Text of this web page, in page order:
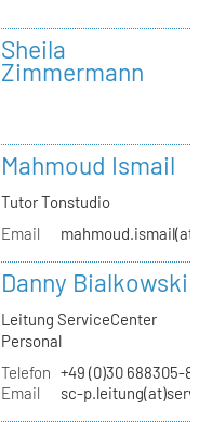
Sheila
Zimmermann
Mahmoud Ismail
Tutor Tonstudio
Email
Danny Bialkowski
Leitung ServiceCenter
Personal
Telefon +49 (0)30 688305-
Email
sc-